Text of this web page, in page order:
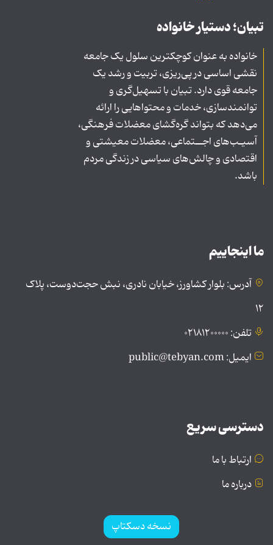
تبیان؛ دستیار خانواده
خانواده به عنوان کوچکترین سلول یک جامعه
نقشی اساسی در پی‌ریزی، تربیت و رشد یک
جامعه قوی دارد. تبیان با تسهیل‌گری و
توانمندسازی، خدمات و محتواهایی را ارائه
می‌دهد که بتواند گره‌گشای معضلات فرهنگی،
آسیـب‌های اجــتماعی، معضلات معیشتی و
اقتصادی و چالش‌های سیاسی در زندگی مردم
باشد.
ما اینجاییم
آدرس: بلوار کشاورز، خیابان نادری، نبش حجت‌دوست، پلاک
۱۲
تلفن: ۰۲۱۸۱۲۰۰۰۰۰
ایمیل: public@tebyan.com
دسترسی سریع
ارتباط با ما
درباره ما
نسخه دسکتاپ